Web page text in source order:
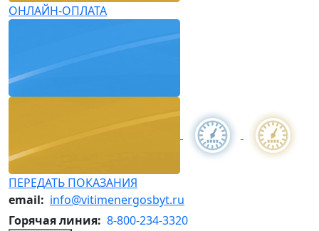
ОНЛАЙН-ОПЛАТА
ПЕРЕДАТЬ ПОКАЗАНИЯ
email: info@vitimenergosbyt.ru
Горячая линия: 8-800-234-3320